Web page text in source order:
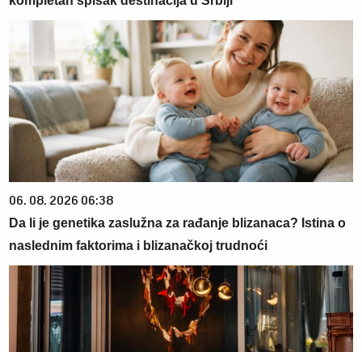
06. 08. 2026 06:38
Da li je genetika zaslužna za rađanje blizanaca? Istina o
naslednim faktorima i blizanačkoj trudnoći